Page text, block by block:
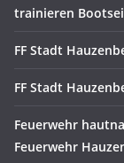
trainieren
FF Stadt
FF Stadt
Feuerwehr
Feuerwehr